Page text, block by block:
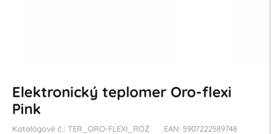
Elektronický teplomer Oro-flexi
Pink
Katalógové č.: TER_ORO-FLEXI_RÓŻ
EAN: 5907222589748